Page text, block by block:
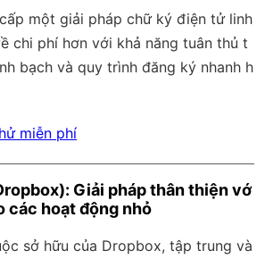
một giải pháp chữ ký điện tử linh
chi phí hơn với khả năng tuân thủ t
bạch và quy trình đăng ký nhanh h
miễn phí
Giải pháp thân thiện vớ
các hoạt động nhỏ
sở hữu của Dropbox, tập trung và